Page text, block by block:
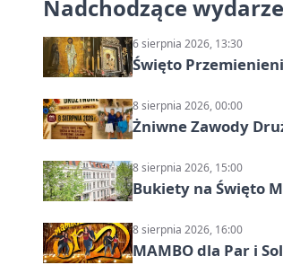
Nadchodzące
6 sierpnia 2026, 13:30
Święto
8 sierpnia 2026, 00:00
Żniwne Zawody
8 sierpnia 2026, 15:00
Bukiety na Święto
8 sierpnia 2026, 16:00
MAMBO dla Par i